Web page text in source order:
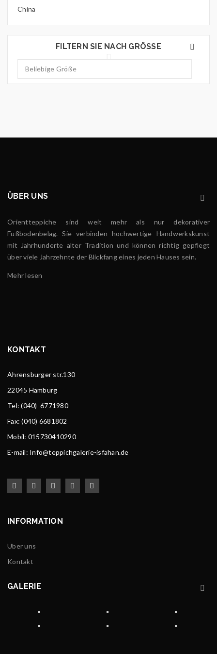
China
FILTERN SIE NACH GRÖSSE
ÜBER UNS
Orientteppiche sind weit mehr als nur dekorativer
Fußbodenbelag. Sie verbinden hochwertige Handwerkskunst
mit Jahrhunderte alter Tradition und können richtig gepflegt
über viele Jahrzehnte der Blickfang eines jeden Hauses sein.
Mehr lesen
KONTAKT
Ahrensburger str.130
22045 Hamburg
Tel: (040) 6771980
Fax: (040) 6681802
Mobil: 015730410290
E-mail: Info@teppichgalerie-isfahan.de
INFORMATION
Über uns
Kontakt
GALERIE